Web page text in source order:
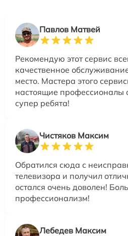
Павлов Матвей
Рекомендую этот сервис
качественное
место. Мастера этого
настоящие профессионалы
супер ребята!
Чистяков Максим
Обратился сюда с
телевизора и получил
остался очень доволен!
профессионализм!
Лебедев Максим